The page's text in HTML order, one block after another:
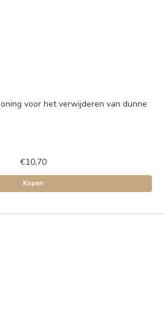
voor het verwijderen van dunne
€10,70
Kopen